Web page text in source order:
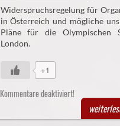
Widerspruchsregelung für
in Österreich und mögliche
Pläne für die Olympischen
London.
+1
Kommentare deaktiviert!